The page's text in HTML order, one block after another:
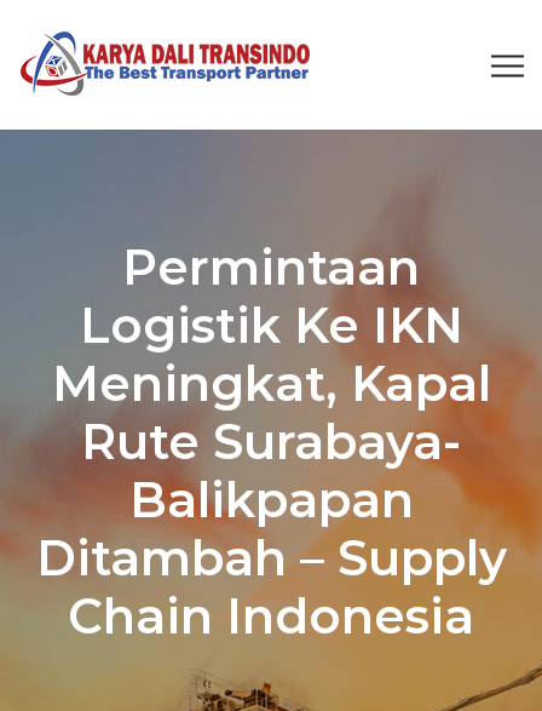
Permintaan
Logistik Ke IKN
Meningkat, Kapal
Rute Surabaya-
Balikpapan
Ditambah – Supply
Chain Indonesia